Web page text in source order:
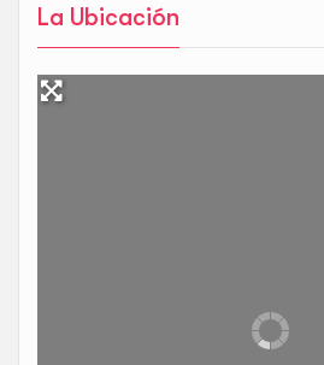
La Ubicación